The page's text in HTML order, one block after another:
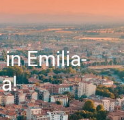
Emilia-